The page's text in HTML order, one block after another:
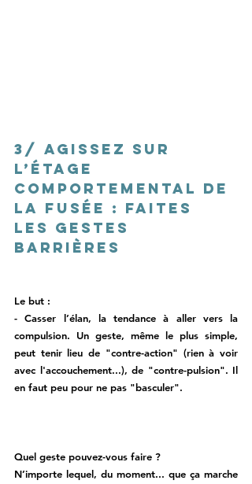
3/ Agissez sur
l’étage
comportemental de
la fusée : faites
les gestes
barrières
Le but :
- Casser l’élan, la tendance à aller vers la
compulsion. Un geste, même le plus simple,
peut tenir lieu de "contre-action" (rien à voir
avec l'accouchement...), de "contre-pulsion". Il
en faut peu pour ne pas "basculer".
Quel geste pouvez-vous faire ?
N’importe lequel, du moment... que ça marche